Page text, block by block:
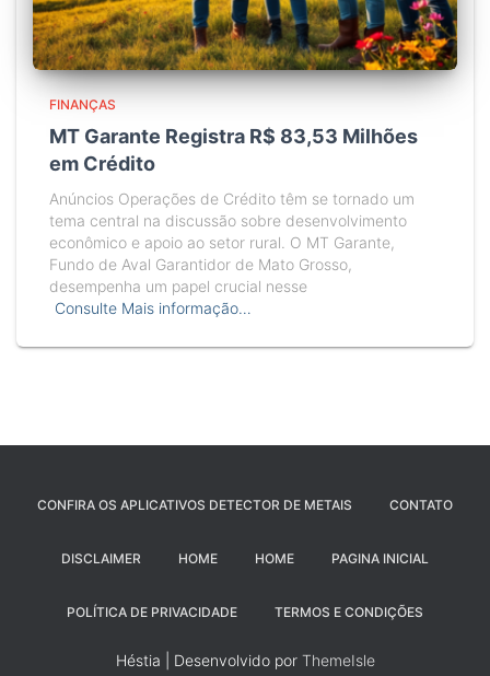
FINANÇAS
MT Garante Registra R$ 83,53 Milhões
em Crédito
Anúncios Operações de Crédito têm se tornado um
tema central na discussão sobre desenvolvimento
econômico e apoio ao setor rural. O MT Garante,
Fundo de Aval Garantidor de Mato Grosso,
desempenha um papel crucial nesse
Consulte Mais informação…
CONFIRA OS APLICATIVOS DETECTOR DE METAIS CONTATO
DISCLAIMER HOME HOME PAGINA INICIAL
POLÍTICA DE PRIVACIDADE TERMOS E CONDIÇÕES
Héstia | Desenvolvido por ThemeIsle